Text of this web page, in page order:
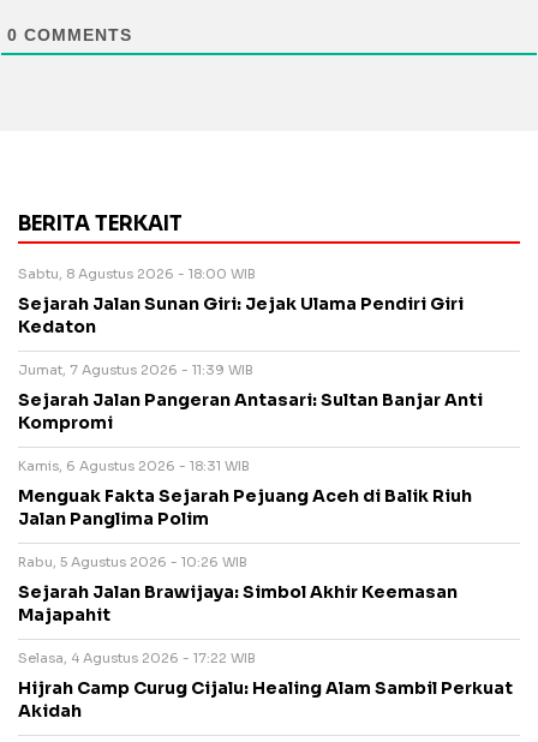
0 COMMENTS
BERITA TERKAIT
Sabtu, 8 Agustus 2026 - 18:00 WIB
Sejarah Jalan Sunan Giri: Jejak Ulama Pendiri Giri
Kedaton
Jumat, 7 Agustus 2026 - 11:39 WIB
Sejarah Jalan Pangeran Antasari: Sultan Banjar Anti
Kompromi
Kamis, 6 Agustus 2026 - 18:31 WIB
Menguak Fakta Sejarah Pejuang Aceh di Balik Riuh
Jalan Panglima Polim
Rabu, 5 Agustus 2026 - 10:26 WIB
Sejarah Jalan Brawijaya: Simbol Akhir Keemasan
Majapahit
Selasa, 4 Agustus 2026 - 17:22 WIB
Hijrah Camp Curug Cijalu: Healing Alam Sambil Perkuat
Akidah